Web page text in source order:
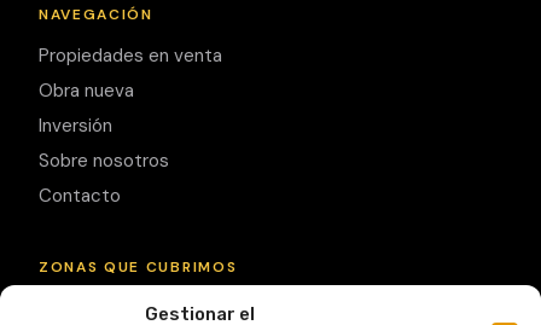
Gestionar el
NAVEGACIÓN
Propiedades en venta
Obra nueva
Inversión
Sobre nosotros
Contacto
ZONAS QUE CUBRIMOS